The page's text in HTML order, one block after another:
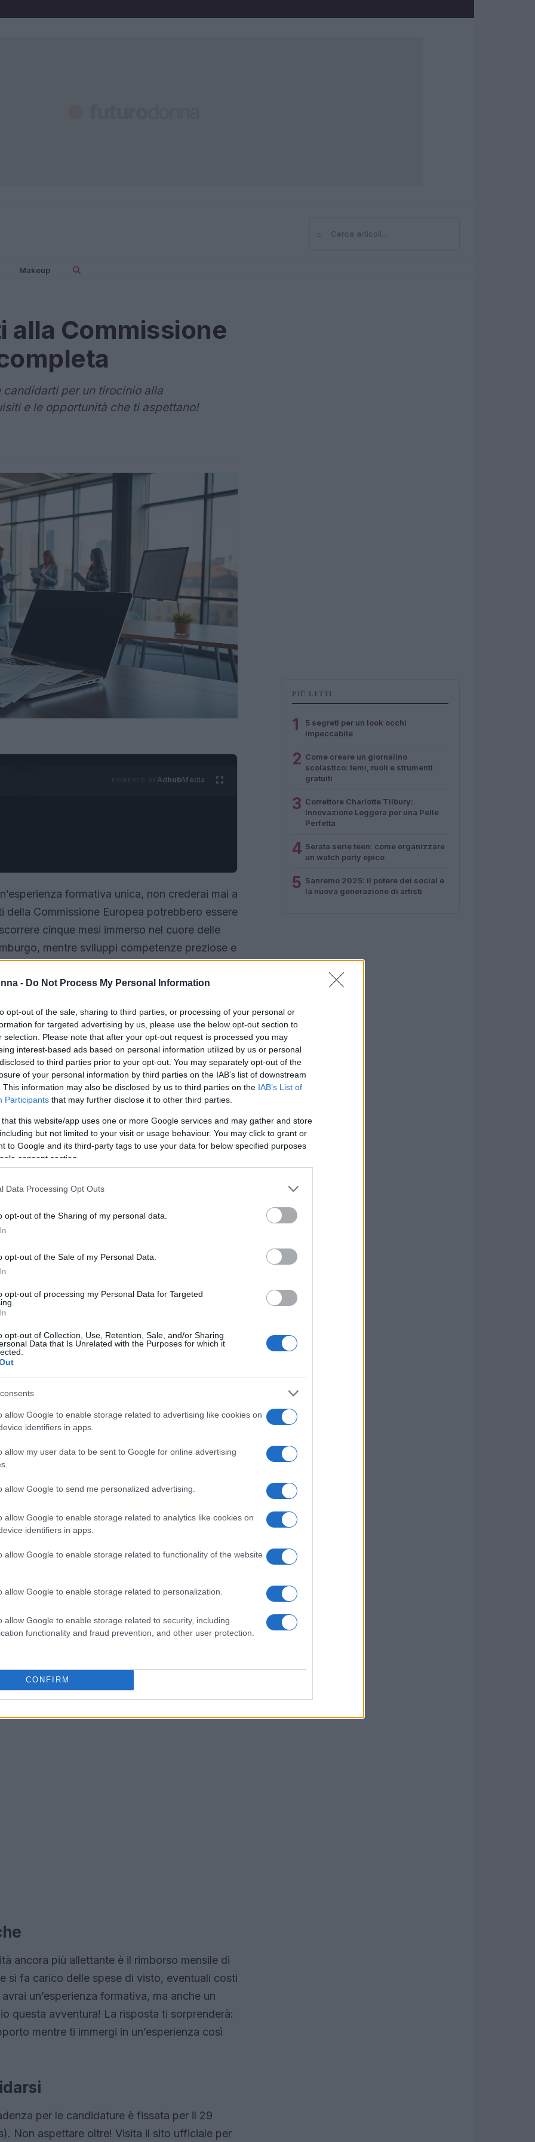
- Do Not Process My Personal Information
opt-out of the sale, sharing to third parties, or processing of your personal or
for targeted advertising by us, please use the below opt-out section to
selection. Please note that after your opt-out request is processed you may
interest-based ads based on personal information utilized by us or personal
to third parties prior to your opt-out. You may separately opt-out of the
of your personal information by third parties on the IAB’s list of downstream
This information may also be disclosed by us to third parties on the IAB’s List of
Participants that may further disclose it to other third parties.
that this website/app uses one or more Google services and may gather and store
but not limited to your visit or usage behaviour. You may click to grant or
to Google and its third-party tags to use your data for below specified purposes
consent section.
Data Processing Opt Outs
opt-out of the Sharing of my personal data.
opt-out of the Sale of my Personal Data.
opt-out of processing my Personal Data for Targeted
opt-out of Collection, Use, Retention, Sale, and/or Sharing
Data that Is Unrelated with the Purposes for which it
allow Google to enable storage related to advertising like cookies on
identifiers in apps.
allow my user data to be sent to Google for online advertising
allow Google to send me personalized advertising.
allow Google to enable storage related to analytics like cookies on
identifiers in apps.
allow Google to enable storage related to functionality of the website
allow Google to enable storage related to personalization.
allow Google to enable storage related to security, including
functionality and fraud prevention, and other user protection.
CONFIRM
⌕Cerca
Makeup
Commissione
per un tirocinio alla
e le opportunità che ti aspettano!
AdhubMedia
formativa unica, non crederai mai a
Commissione Europea potrebbero essere
cinque mesi immerso nel cuore delle
mentre sviluppi competenze preziose e
Ma quali sono i requisiti e
insieme!
i tirocini?
e Lussemburgo, ma anche presso
europee. Ci sono due flussi all’anno: il primo
secondo va da ottobre a febbraio dell’anno
il periodo che meglio si adatta ai tuoi
essere stimolante lavorare in un ambiente
stato membro dell’Unione Europea o di uno
completato almeno il primo ciclo di studi
già svolto un altro tirocinio presso le
Questo garantisce che ci sia sempre spazio
parte di un progetto così entusiasmante?
richieste
Per i tirocini amministrativi, è richiesta
dell’UE, una delle quali deve essere una
o tedesco. La seconda lingua deve essere
devi essere in grado di tradurre nella
dell’UE. Non preoccuparti, anche se
disposto a mettersi in gioco! Sei pronto a
linguistiche?
ancora più allettante è il rimborso mensile di
si fa carico delle spese di visto, eventuali costi
un’esperienza formativa, ma anche un
questa avventura! La risposta ti sorprenderà:
mentre ti immergi in un’esperienza così
per le candidature è fissata per il 29
Non aspettare oltre! Visita il sito ufficiale per
PIÙ LETTI
1
5 segreti per un look occhi
impeccabile
2 Come creare un giornalino
scolastico: temi, ruoli e strumenti
gratuiti
3 Correttore Charlotte Tilbury:
Innovazione Leggera per una Pelle
Perfetta
4 Serata serie teen: come organizzare
un watch party epico
5 Sanremo 2025: il potere dei social e
la nuova generazione di artisti